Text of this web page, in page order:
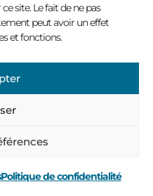
site. Le fait de ne pas
peut avoir un effet
et fonctions.
Politique de confidentialité